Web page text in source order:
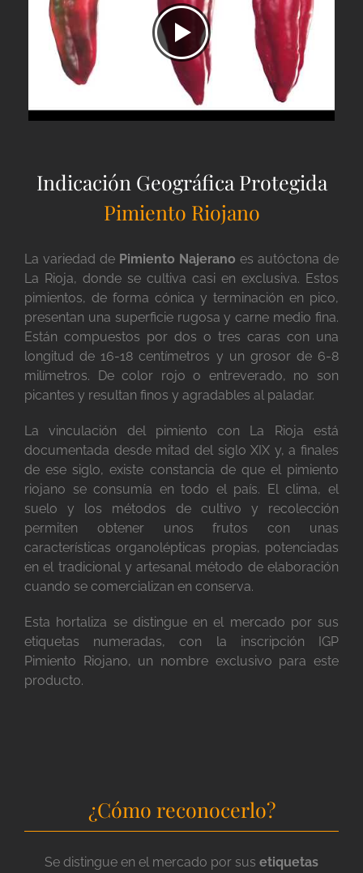
Indicación Geográfica Protegida
Pimiento Riojano
La variedad de Pimiento Najerano es autóctona de
La Rioja, donde se cultiva casi en exclusiva. Estos
pimientos, de forma cónica y terminación en pico,
presentan una superficie rugosa y carne medio fina.
Están compuestos por dos o tres caras con una
longitud de 16-18 centímetros y un grosor de 6-8
milímetros. De color rojo o entreverado, no son
picantes y resultan finos y agradables al paladar.
La vinculación del pimiento con La Rioja está
documentada desde mitad del siglo XIX y, a finales
de ese siglo, existe constancia de que el pimiento
riojano se consumía en todo el país. El clima, el
suelo y los métodos de cultivo y recolección
permiten obtener unos frutos con unas
características organolépticas propias, potenciadas
en el tradicional y artesanal método de elaboración
cuando se comercializan en conserva.
Esta hortaliza se distingue en el mercado por sus
etiquetas numeradas, con la inscripción IGP
Pimiento Riojano, un nombre exclusivo para este
producto.
¿Cómo reconocerlo?
Se distingue en el mercado por sus etiquetas